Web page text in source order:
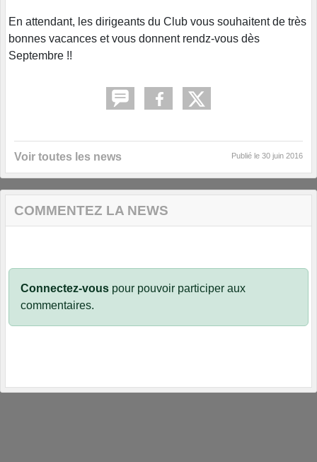
En attendant, les dirigeants du Club vous souhaitent de très
bonnes vacances et vous donnent rendz-vous dès
Septembre !!
Voir toutes les news Publié le 30 juin 2016
COMMENTEZ LA NEWS
Connectez-vous pour pouvoir participer aux
commentaires.